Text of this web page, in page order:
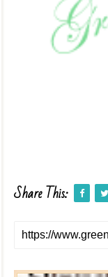
Share This: